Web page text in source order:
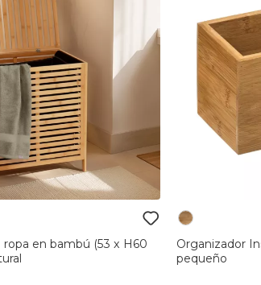
en bambú (53 x H60
Organizador
pequeño